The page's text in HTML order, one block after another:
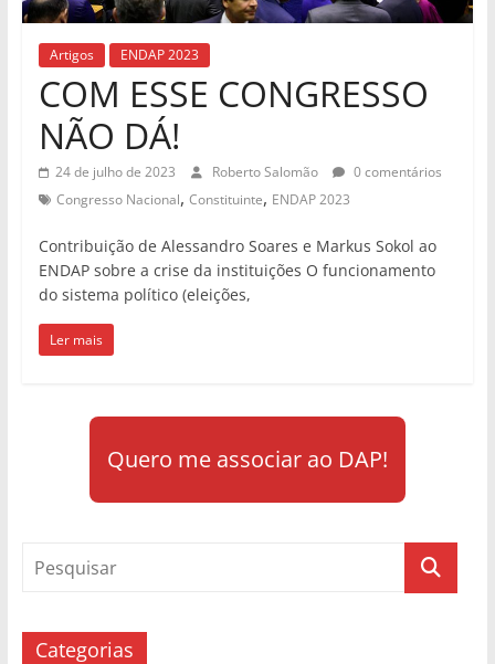
Artigos ENDAP 2023
COM ESSE CONGRESSO
NÃO DÁ!
24 de julho de 2023 Roberto Salomão
0 comentários
Congresso Nacional, Constituinte, ENDAP 2023
Contribuição de Alessandro Soares e Markus Sokol ao
ENDAP sobre a crise da instituições O funcionamento
do sistema político (eleições,
Ler mais
Quero me associar ao DAP!
Categorias